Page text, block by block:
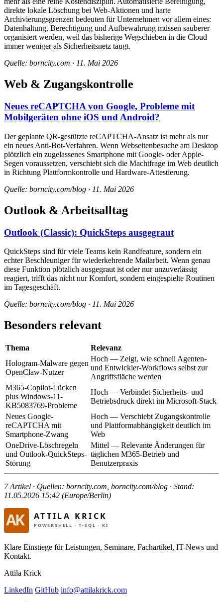
direkte lokale Löschung bei Web-Aktionen und harte
Archivierungsgrenzen bedeuten für Unternehmen vor allem eines:
Datenhaltung, Berechtigung und Aufbewahrung müssen sauberer
organisiert werden, weil das bisherige Wegschieben in die Cloud
immer weniger als Sicherheitsnetz taugt.
Quelle: borncity.com · 11. Mai 2026
Web & Zugangskontrolle
Neues reCAPTCHA von Google, Probleme mit
Mobilgeräten ohne iOS und Android?
Der geplante QR-gestützte reCAPTCHA-Ansatz ist mehr als nur
ein neues Anti-Bot-Verfahren. Wenn Webseitenbesuche am Desktop
plötzlich ein zugelassenes Smartphone mit Google- oder Apple-
Segen voraussetzen, verschiebt sich die Machtfrage im Web deutlich
in Richtung Plattformkontrolle und Hardware-Attestierung.
Quelle: borncity.com/blog · 11. Mai 2026
Outlook & Arbeitsalltag
Outlook (Classic): QuickSteps ausgegraut
QuickSteps sind für viele Teams kein Randfeature, sondern ein
echter Beschleuniger für wiederkehrende Mailarbeit. Wenn genau
diese Funktion plötzlich ausgegraut ist oder nur unzuverlässig
reagiert, trifft das nicht nur Komfort, sondern eingespielte Routinen
im Tagesgeschäft.
Quelle: borncity.com/blog · 11. Mai 2026
Besonders relevant
Thema
Relevanz
Hologram-Malware gegen
OpenClaw-Nutzer
Hoch — Zeigt, wie schnell Agenten-
und Entwickler-Workflows selbst zur
Angriffsfläche werden
M365-Copilot-Lücken
plus Windows-11-
KB5083769-Probleme
Hoch — Verbindet Sicherheits- und
Betriebsdruck direkt im Microsoft-Stack
Neues Google-
reCAPTCHA mit
Smartphone-Zwang
Hoch — Verschiebt Zugangskontrolle
und Plattformabhängigkeit deutlich im
Web
OneDrive-Löschregeln
und Outlook-QuickSteps-
Störung
Mittel — Relevante Änderungen für
täglichen M365-Betrieb und
Benutzerpraxis
7 Artikel · Quellen: borncity.com, borncity.com/blog · Stand:
11.05.2026 15:42 (Europe/Berlin)
Klare Einstiege für Leistungen, Seminare, Fachartikel, IT-News und
Kontakt.
Attila Krick
LinkedIn GitHub info@attilakrick.com